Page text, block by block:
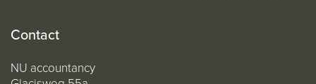
Contact
NU accountancy